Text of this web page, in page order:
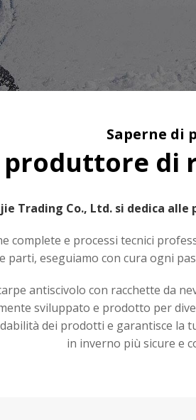
Saperne di
di
Trading Co., Ltd. si dedica
complete e processi tecnici
parti, eseguiamo con cura ogni
antiscivolo con racchette da
sviluppato e prodotto per
dei prodotti e garantisce la
in inverno più sicure e